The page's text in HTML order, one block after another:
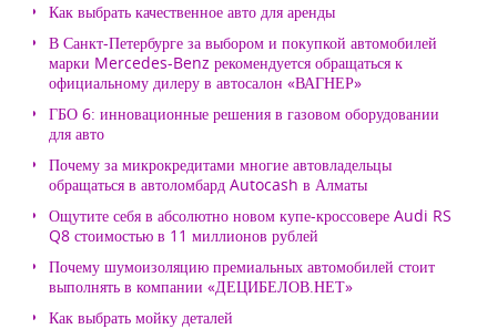
Как выбрать качественное авто для аренды
В Санкт-Петербурге за выбором и покупкой автомобилей
марки Mercedes-Benz рекомендуется обращаться к
официальному дилеру в автосалон «ВАГНЕР»
ГБО 6: инновационные решения в газовом оборудовании
для авто
Почему за микрокредитами многие автовладельцы
обращаться в автоломбард Autocash в Алматы
Ощутите себя в абсолютно новом купе-кроссовере Audi RS
Q8 стоимостью в 11 миллионов рублей
Почему шумоизоляцию премиальных автомобилей стоит
выполнять в компании «ДЕЦИБЕЛОВ.НЕТ»
Как выбрать мойку деталей